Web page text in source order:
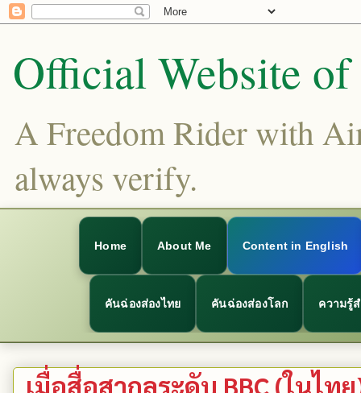
Official Website
A Freedom Rider with
always verify.
Home About Me Content in English
คันฉ่องส่องไทย คันฉ่องส่องโลก ความรู้
เมื่อสื่อสากลระดับ BBC (ในไท